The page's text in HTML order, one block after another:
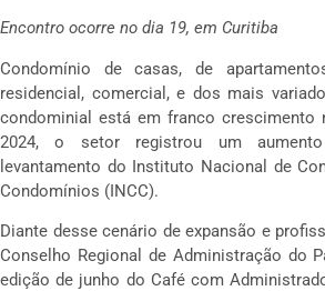
Encontro ocorre no dia 19, em Curitiba
Condomínio de casas, de
residencial, comercial, e dos mais
condominial está em franco crescimento
2024, o setor registrou um aumento
levantamento do Instituto Nacional de
Condomínios (INCC).
Diante desse cenário de expansão e
Conselho Regional de Administração do
edição de junho do Café com